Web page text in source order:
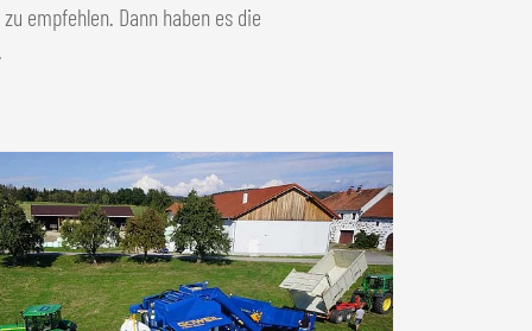
empfehlen. Dann haben es die